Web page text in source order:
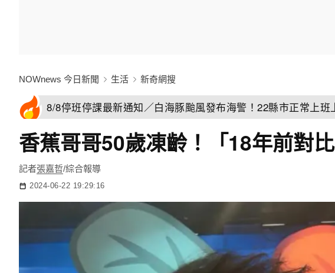
NOWnews 今日新聞 生活 新奇網搜
8/8停班停課最新通知／白海豚颱風發布海警！22縣市正常上班
香蕉哥哥50歲凍齡！「18年前對
記者張嘉哲/綜合報導
2024-06-22 19:29:16